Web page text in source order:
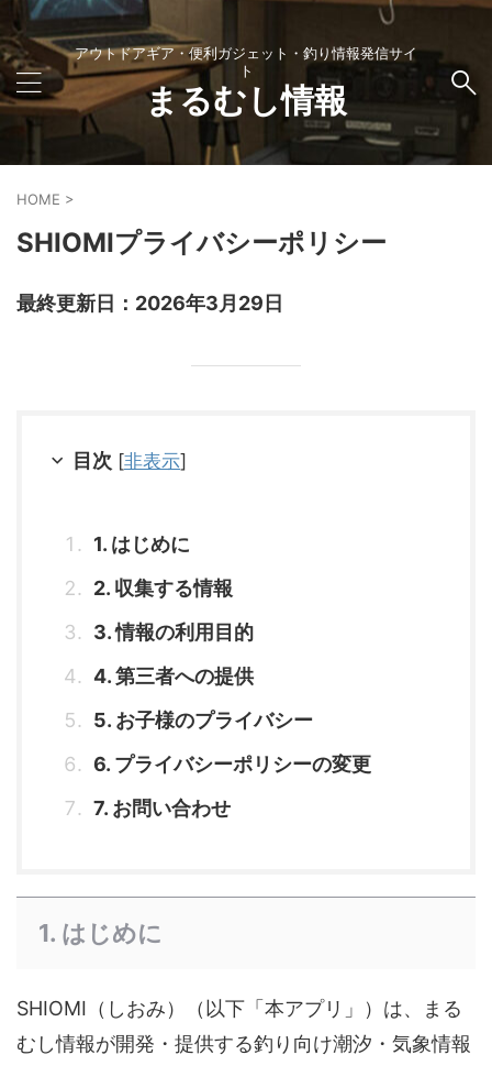
アウトドアギア・便利ガジェット・釣り情報発信サイ
ト
まるむし情報
HOME >
SHIOMIプライバシーポリシー
最終更新日：2026年3月29日
目次 [非表示]
1. はじめに
2. 収集する情報
3. 情報の利用目的
4. 第三者への提供
5. お子様のプライバシー
6. プライバシーポリシーの変更
7. お問い合わせ
1. はじめに
SHIOMI（しおみ）（以下「本アプリ」）は、まる
むし情報が開発・提供する釣り向け潮汐・気象情報